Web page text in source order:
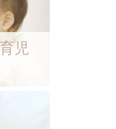
児